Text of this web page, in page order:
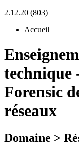
2.12.20 (803)
Accueil
technique
Forensic
réseaux
Domaine >